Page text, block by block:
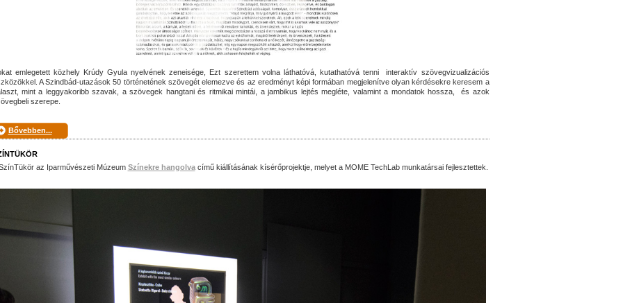
emlegetett közhely Krúdy Gyula nyelvének zeneisége, Ezt szerettem volna láthatóvá, kutathatóvá tenni interaktív szövegvizualizációs
A Szindbád-utazások 50 történetének szövegét elemezve és az eredményt képi formában megjelenítve olyan kérdésekre keresem a
mint a leggyakoribb szavak, a szövegek hangtani és ritmikai mintái, a jambikus lejtés megléte, valamint a mondatok hossza, és azok
szerepe.
Bővebben...
az Iparművészeti Múzeum Színekre hangolvacímű kiállításának kísérőprojektje, melyet a MOME TechLab munkatársai fejlesztettek.